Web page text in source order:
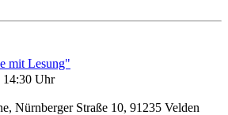
mit Lesung"
14:30 Uhr
Nürnberger Straße 10, 91235 Velden